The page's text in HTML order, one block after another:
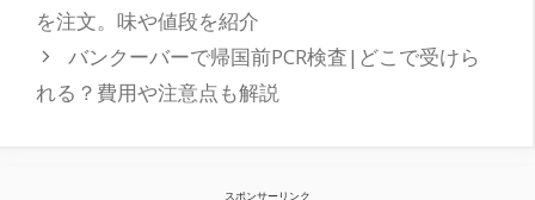
を注文。味や値段を紹介
バンクーバーで帰国前PCR検査|どこで受けら
れる？費用や注意点も解説
スポンサーリンク